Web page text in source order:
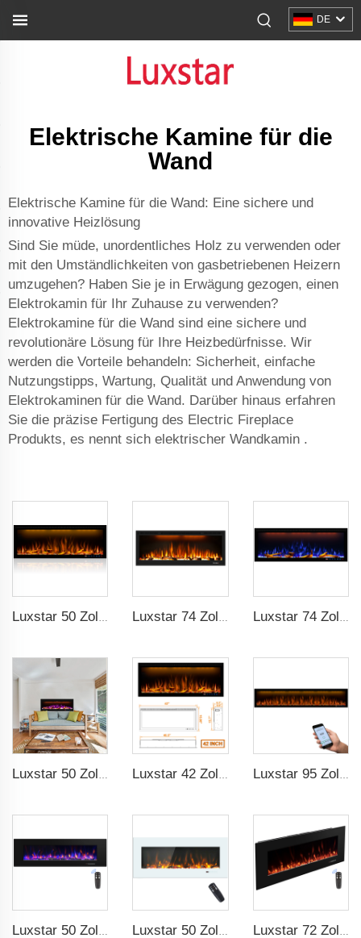
DE
Elektrische Kamine für die
Wand
Elektrische Kamine für die Wand: Eine sichere und
innovative Heizlösung
Sind Sie müde, unordentliches Holz zu verwenden oder
mit den Umständlichkeiten von gasbetriebenen Heizern
umzugehen? Haben Sie je in Erwägung gezogen, einen
Elektrokamin für Ihr Zuhause zu verwenden?
Elektrokamine für die Wand sind eine sichere und
revolutionäre Lösung für Ihre Heizbedürfnisse. Wir
werden die Vorteile behandeln: Sicherheit, einfache
Nutzungstipps, Wartung, Qualität und Anwendung von
Elektrokaminen für die Wand. Darüber hinaus erfahren
Sie die präzise Fertigung des Electric Fireplace
Produkts, es nennt sich elektrischer Wandkamin .
Luxstar 50 Zoll dekorative Kamine mit LCD-Smart-Fernbedienung Luxstar 74 Zoll hochwertige 3D Raucheffekt-Kamineinheit für Innenräume Luxstar 74 Zoll intelligenter elektrischer Kamin für Innenräume mit LED-Lichtquelle Flammetechnologie mit LED-Flammen
Luxstar 50 Zoll Hohe Qualität Elektrischer Kaminofen Heizung Wandmontage Heizungen Nicht für Einbau Holzscheite Kristall Dekorativer Kamin Luxstar 50 Zoll Weiß Elektrisches Feuerplatzheizgerät Wandmontierter Feuerplatz Nicht für Einbauten Berührungsschirm Fernbedienung Heimheizer Luxstar 72 Zoll Elektrischer Kamin Wandmontageheizer Nicht für Einbauten Innen elektrische Kamine zum Aufwärmen des Zimmers zu Hause